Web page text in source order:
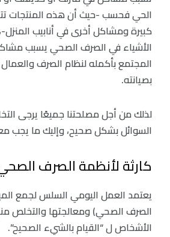
الحي فحسب -حيث أن هذه المنتجات
كبيرة ومشاكل أخرى في أنابيب
الأشياء في الصرف الصحي يسبب
المجتمع بأكمله لنظام الصرف
بصيانته.
لذلك من أجل مصلحتنا جميعًا يرجى
السوائل بشكل صحيح، وإليك ما يجب
كارثة لأنظمة الصرف الصحي
يعتمد العمل اليومي السلس لجمع
الصرف الصحي) ومعالجتها والتخلص
الأشخاص ل “القيام بالشيء الصحيح”.